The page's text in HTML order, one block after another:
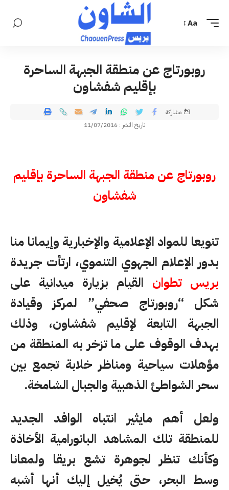
Aa
روبورتاج عن منطقة الجبهة الساحرة
بإقليم شفشاون
تاريخ النشر : 11/07/2016
مشاركة
روبورتاج عن منطقة الجبهة الساحرة بإقليم
شفشاون
تنويعا للمواد الإعلامية والإخبارية وإيمانا منا
بدور الإعلام الجهوي التنموي، ارتأت جريدة
بريس تطوان القيام بزيارة ميدانية على
شكل “روبورتاج صحفي” لمركز وقيادة
الجبهة التابعة لإقليم شفشاون، وذلك
بهدف الوقوف على ما تزخر به المنطقة من
مؤهلات سياحية ومناظر خلابة تجمع بين
سحر الشواطئ الذهبية والجبال الشامخة.
ولعل أهم مايثير انتباه الوافد الجديد
للمنطقة تلك المشاهد البانورامية الأخاذة
وكأنك تنظر لجوهرة تشع بريقا ولمعانا
وسط البحر، حتى يُخيل إليك أنها أشبه